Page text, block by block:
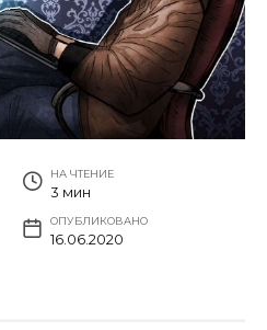
НА ЧТЕНИЕ
3 мин
ОПУБЛИКОВАНО
16.06.2020